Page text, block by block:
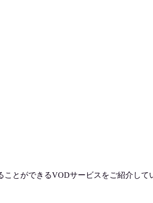
ことができるVODサービスをご紹介して